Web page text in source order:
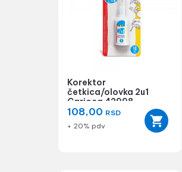
Korektor
četkica/olovka 2u1
Carioca 42998
108,00 RSD
+ 20% pdv